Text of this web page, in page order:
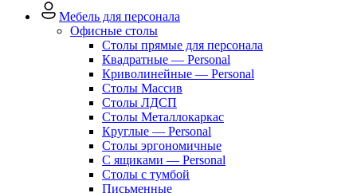
Мебель для персонала
Офисные столы
Столы прямые для персонала
Квадратные — Personal
Криволинейные — Personal
Столы Массив
Столы ЛДСП
Столы Металлокаркас
Круглые — Personal
Столы эргономичные
С ящиками — Personal
Столы с тумбой
Письменные